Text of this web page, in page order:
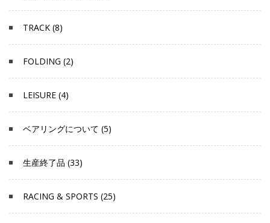
TRACK (8)
FOLDING (2)
LEISURE (4)
ベアリングについて (5)
生産終了品 (33)
RACING & SPORTS (25)